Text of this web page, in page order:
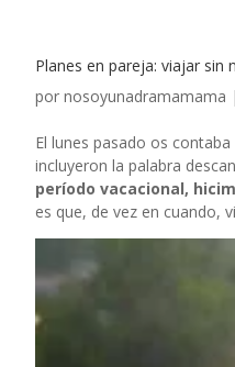
Planes en pareja: viajar sin
por nosoyunadramamama |
El lunes pasado os
incluyeron la palabra
período vacacional,
es que, de vez en cuando,